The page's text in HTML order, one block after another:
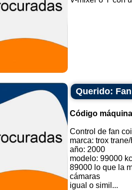
Querido:
Código
Control de fan
marca: trox
año: 2000
modelo: 99000
89000 lo que la
cámaras
igual o simil...